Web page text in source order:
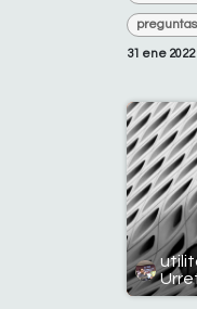
31 ene 2022